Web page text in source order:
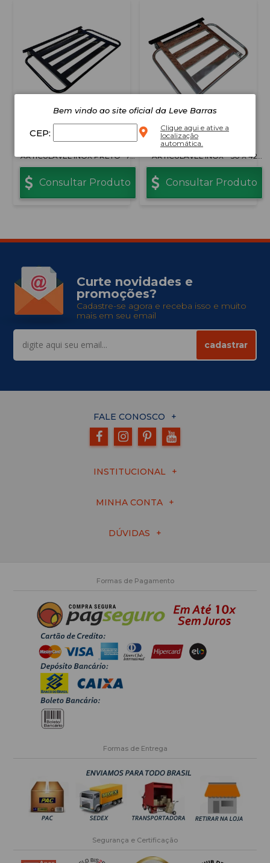
ARTICULÁVEL INOX PRETO– 70
Consultar Produto
BANCO PARA BANHO
ARTICULÁVEL INOX – 50 X 42
Consultar Produto
Curte novidades e
promoções?
Cadastre-se agora e receba isso e muito
mais em seu email
cadastrar
FALE CONOSCO
INSTITUCIONAL
MINHA CONTA
DÚVIDAS
Formas de Pagamento
Formas de Entrega
Segurança e Certificação
Bem vindo ao site oficial da Leve Barras
CEP:
Clique aqui e ative a
localização
automática.